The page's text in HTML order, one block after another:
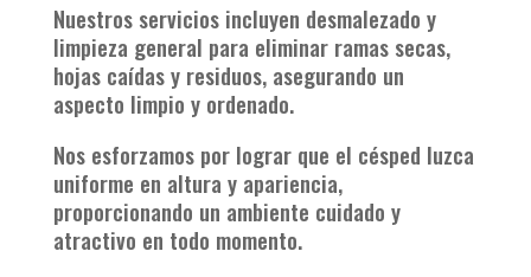
Nuestros servicios incluyen desmalezado y
limpieza general para eliminar ramas secas,
hojas caídas y residuos, asegurando un
aspecto limpio y ordenado.
Nos esforzamos por lograr que el césped luzca
uniforme en altura y apariencia,
proporcionando un ambiente cuidado y
atractivo en todo momento.